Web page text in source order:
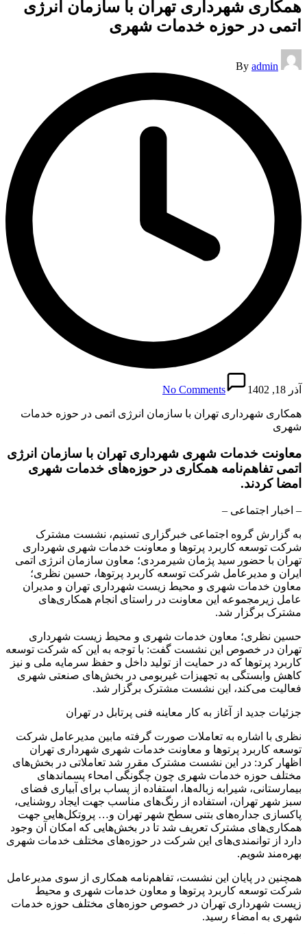
همکاری شهرداری تهران با سازمان انرژی
اتمی در حوزه خدمات شهری
Posted
by
By admin
آذر 18, 1402 No Comments
همکاری شهرداری تهران با سازمان انرژی اتمی در حوزه خدمات
شهری
معاونت خدمات شهری شهرداری تهران با سازمان انرژی
اتمی تفاهم‌نامه همکاری در حوزه‌های خدمات شهری
امضا کردند‌‌.
– اخبار اجتماعی –
به گزارش گروه اجتماعی خبرگزاری تسنیم، نشست مشترک
شرکت توسعه کاربرد پرتوها و معاونت خدمات شهری شهرداری
تهران با حضور سید پژمان شیرمردی؛ معاون سازمان انرژی اتمی
ایران و مدیرعامل شرکت توسعه کاربرد پرتوها، حسین نظری؛
معاون خدمات شهری و محیط زیست شهرداری تهران و مدیران
عامل زیرمجموعه این معاونت در راستای انجام همکاری‌های
مشترک برگزار شد.
حسین نظری؛ معاون خدمات شهری و محیط زیست شهرداری
تهران در خصوص این نشست گفت: با توجه به این که شرکت توسعه
کاربرد پرتوها که در حمایت از تولید داخل و حفظ سرمایه ملی و نیز
کاهش وابستگی به تجهیزات غیربومی در بخش‌های صنعتی شهری
فعالیت می‌کند، این نشست مشترک برگزار شد.
جزئیات جدید از آغاز به کار معاینه فنی پرتابل در تهران
نظری با اشاره به تعاملات صورت گرفته مابین مدیرعامل شرکت
توسعه کاربرد پرتوها و معاونت خدمات شهری شهرداری تهران
اظهار کرد: در این نشست مشترک مقرر شد تعاملاتی در بخش‌های
مختلف حوزه خدمات شهری چون چگونگی امحاء پسماندهای
بیمارستانی، شیرابه زباله‌ها، استفاده از پساب برای آبیاری فضای
سبز شهر تهران، استفاده از رنگ‌های مناسب جهت ایجاد روشنایی،
پاکسازی جداره‌های بتنی سطح شهر تهران و… پروتکل‌هایی جهت
همکاری‌های مشترک تعریف شد تا در بخش‌هایی که امکان آن وجود
دارد از توانمندی‌های این شرکت در حوزه‌های مختلف خدمات شهری
بهره‌مند شویم.
همچنین در پایان این نشست، تفاهم‌نامه همکاری از سوی مدیرعامل
شرکت توسعه کاربرد پرتوها و معاون خدمات شهری و محیط
زیست شهرداری تهران در خصوص حوزه‌های مختلف حوزه خدمات
شهری به امضاء رسید.